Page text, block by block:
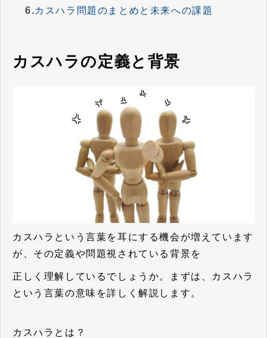
6. カスハラ問題のまとめと未来への課題
カスハラの定義と背景
カスハラという言葉を耳にする機会が増えています
が、その定義や問題視されている背景を
正しく理解しているでしょうか。まずは、カスハラ
という言葉の意味を詳しく解説します。
カスハラとは？